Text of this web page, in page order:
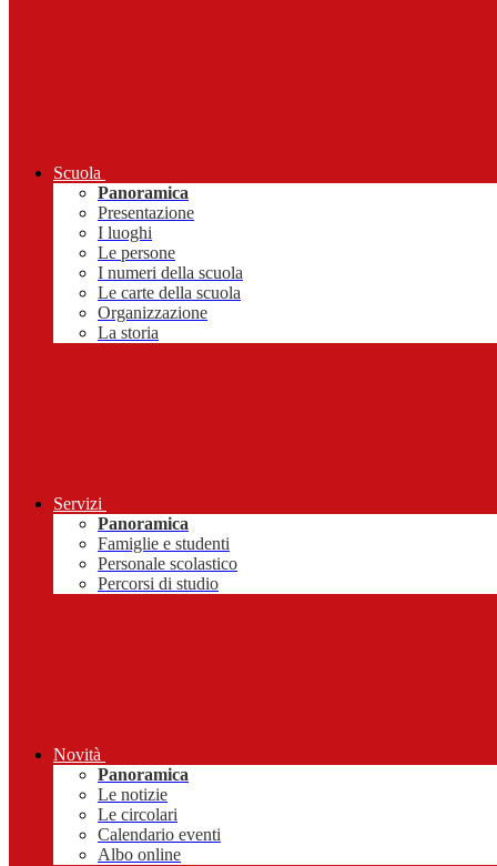
Scuola
Panoramica
Presentazione
I luoghi
Le persone
I numeri della scuola
Le carte della scuola
Organizzazione
La storia
Servizi
Panoramica
Famiglie e studenti
Personale scolastico
Percorsi di studio
Novità
Panoramica
Le notizie
Le circolari
Calendario eventi
Albo online